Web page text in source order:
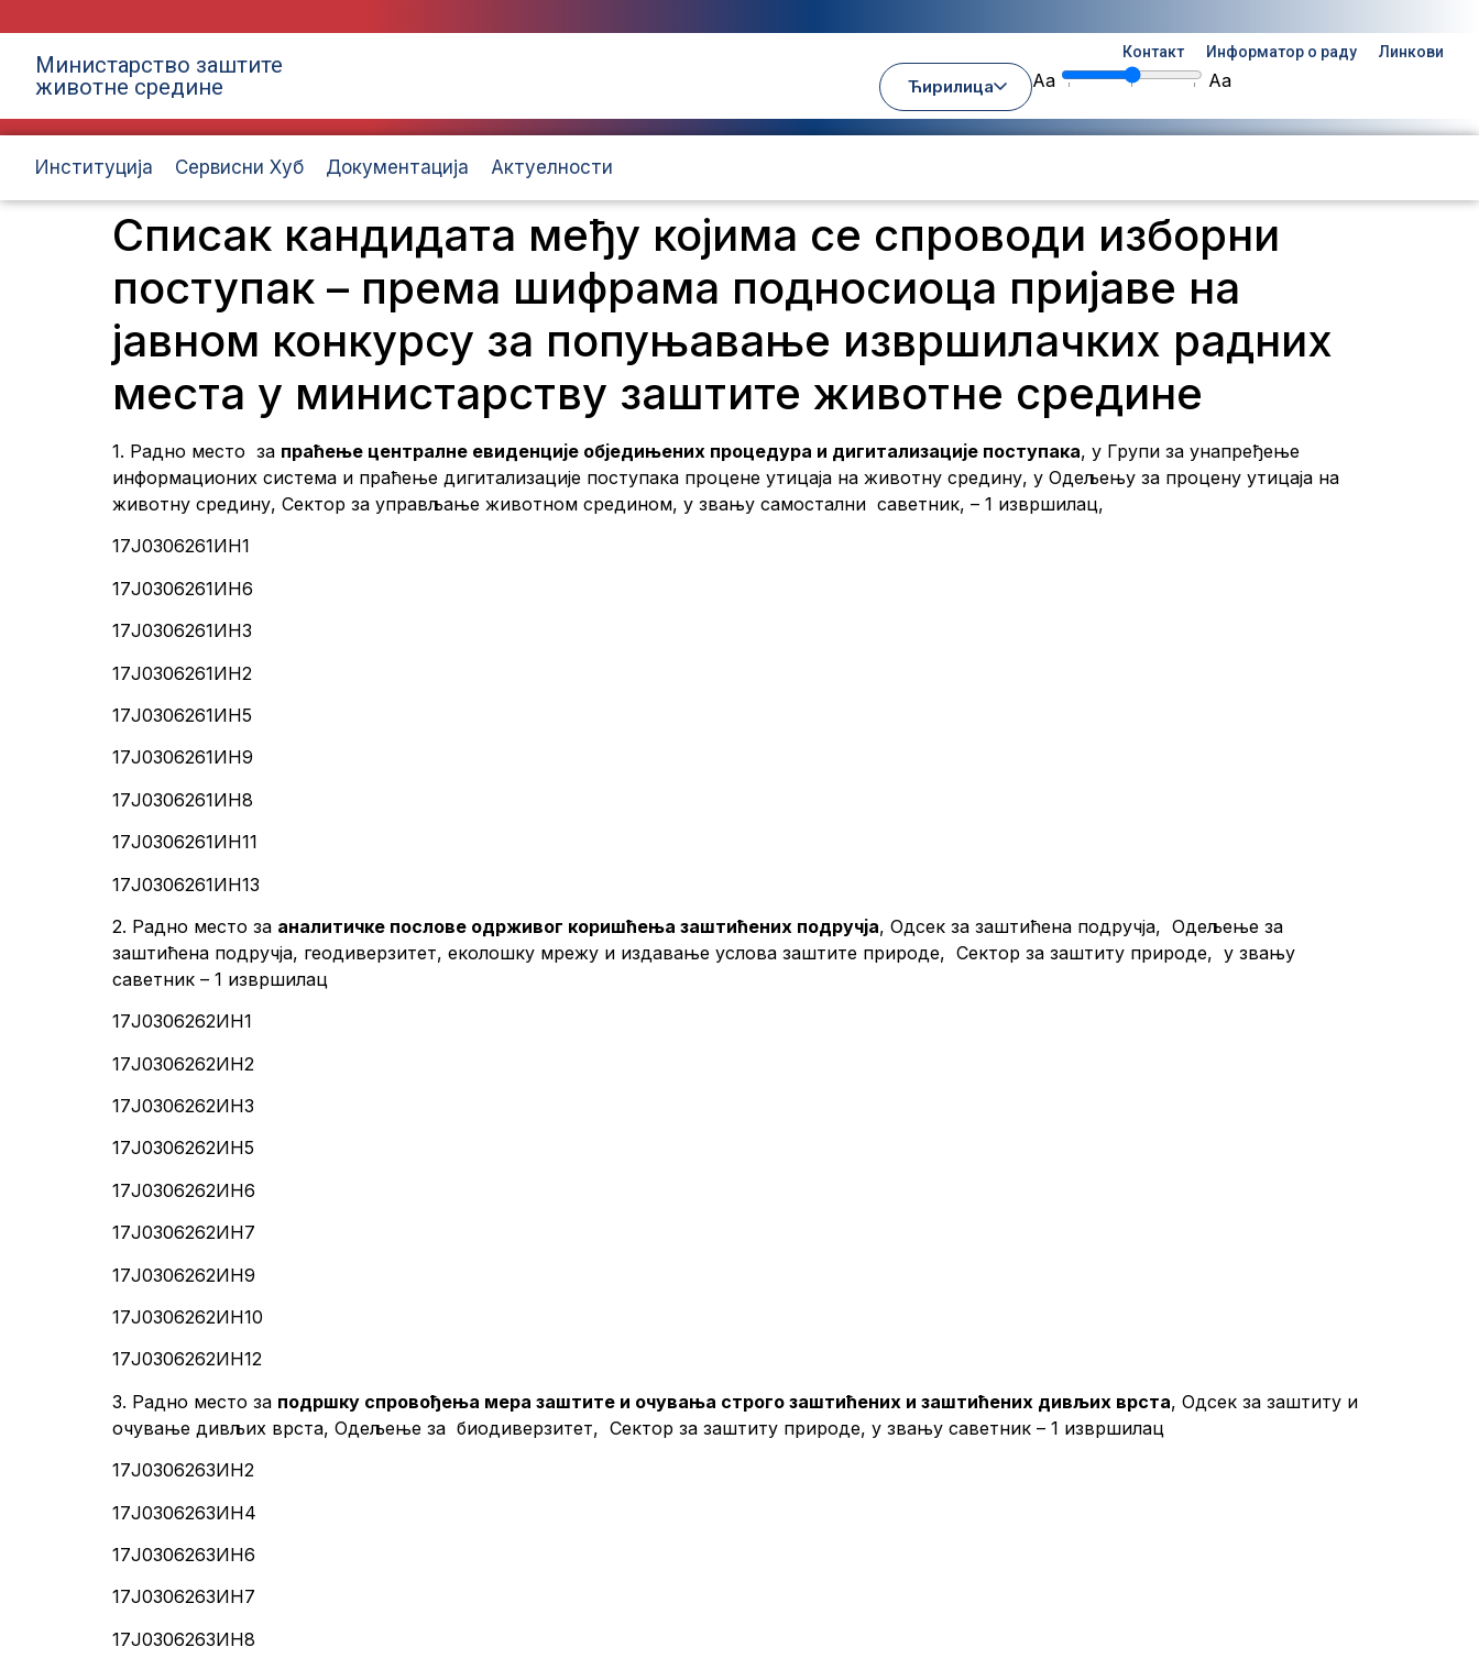
Министарство заштите
животне средине
Контакт Информатор о раду Линкови
Ћирилица Aa Aa
Институција Сервисни Хуб Документација Актуелности
Списак кандидата међу којима се спроводи изборни
поступак – према шифрама подносиоца пријаве на
јавном конкурсу за попуњавање извршилачких радних
места у министарству заштите животне срединe
1. Радно место за праћење централне евиденције обједињених процедура и дигитализације поступака, у Групи за унапређење
информационих система и праћење дигитализације поступака процене утицаја на животну средину, у Одељењу за процену утицаја на
животну средину, Сектор за управљање животном средином, у звању самостални саветник, – 1 извршилац,
17Ј0306261ИН1
17Ј0306261ИН6
17Ј0306261ИН3
17Ј0306261ИН2
17Ј0306261ИН5
17Ј0306261ИН9
17Ј0306261ИН8
17Ј0306261ИН11
17Ј0306261ИН13
2. Радно место за аналитичке послове одрживог коришћења заштићених подручја, Одсек за заштићена подручја, Одељење за
заштићена подручја, геодиверзитет, еколошку мрежу и издавање услова заштите природе, Сектор за заштиту природе, у звању
саветник – 1 извршилац
17Ј0306262ИН1
17Ј0306262ИН2
17Ј0306262ИН3
17Ј0306262ИН5
17Ј0306262ИН6
17Ј0306262ИН7
17Ј0306262ИН9
17Ј0306262ИН10
17Ј0306262ИН12
3. Радно место за подршку спровођења мера заштите и очувања строго заштићених и заштићених дивљих врста, Одсек за заштиту и
очување дивљих врста, Одељење за биодиверзитет, Сектор за заштиту природе, у звању саветник – 1 извршилац
17Ј0306263ИН2
17Ј0306263ИН4
17Ј0306263ИН6
17Ј0306263ИН7
17Ј0306263ИН8